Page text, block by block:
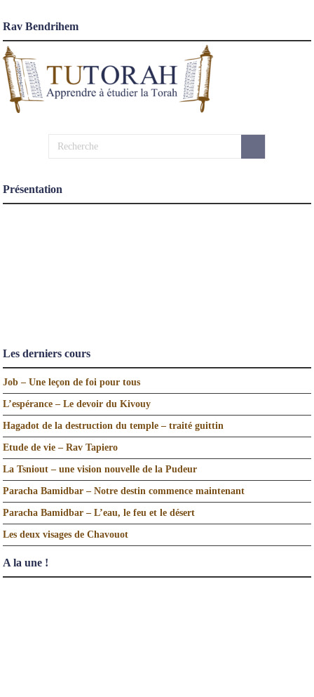
Rav Bendrihem
Présentation
Les derniers cours
Job – Une leçon de foi pour tous
L’espérance – Le devoir du Kivouy
Hagadot de la destruction du temple – traité guittin
Etude de vie – Rav Tapiero
La Tsniout – une vision nouvelle de la Pudeur
Paracha Bamidbar – Notre destin commence maintenant
Paracha Bamidbar – L’eau, le feu et le désert
Les deux visages de Chavouot
A la une !